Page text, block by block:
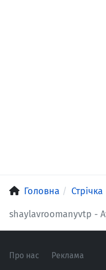
Головна Стрічка
shaylavroomanyvtp -
Про нас Реклама